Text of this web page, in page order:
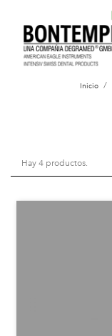
Inicio
Hay 4 productos.